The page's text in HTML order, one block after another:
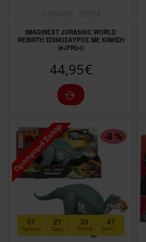
IMAGINEXT JURASSIC WORLD
REBIRTH ΣΠΙΝΟΣΑΥΡΟΣ ΜΕ ΚΙΝΗΣΗ
(#JFR24)
44,95€
ΠΤΏΣΗ ΤΙΜΉΣ
Προσφορά Eshop -8 %
01
Ημέρες
21
Ώρες
39
Λεπτά
46
Δευτερόλεπτα